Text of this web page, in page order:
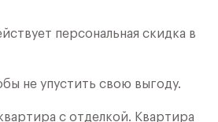
персональная скидка в
не упустить свою выгоду.
с отделкой. Квартира